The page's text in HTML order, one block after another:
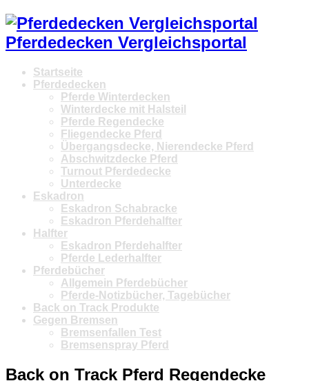
Pferdedecken Vergleichsportal
Startseite
Pferdedecken
Pferde Winterdecken
Winterdecke mit Halsteil
Pferde Regendecke
Fliegendecke Pferd
Übergangsdecke, Nierendecke Pferd
Abschwitzdecke Pferd
Turnout Pferdedecke
Unterdecke
Eskadron
Eskadron Schabracke
Eskadron Pferdehalfter
Halfter
Eskadron Pferdehalfter
Pferde Lederhalfter
Pferdebücher
Allgemein Pferdebücher
Pferde-Notizbücher, Tagebücher
Back on Track Produkte
Gegen Bremsen
Bremsenfallen Test
Bremsenspray Pferd
Back on Track Pferd Regendecke